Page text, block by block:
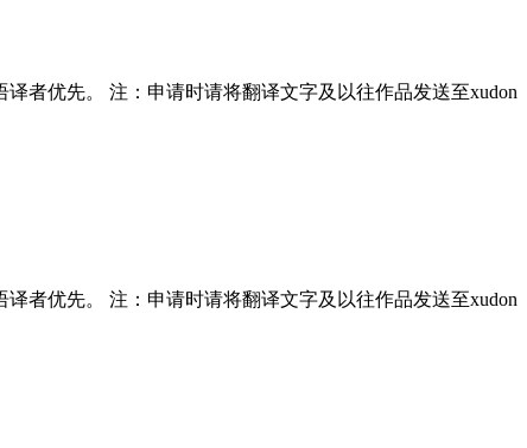
者优先。 注：申请时请将翻译文字及以往作品发送至xudon
者优先。 注：申请时请将翻译文字及以往作品发送至xudon